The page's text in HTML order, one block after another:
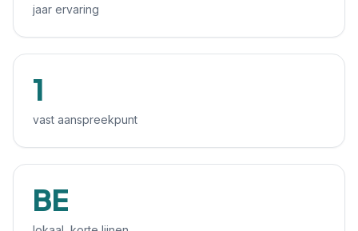
jaar ervaring
1
vast aanspreekpunt
BE